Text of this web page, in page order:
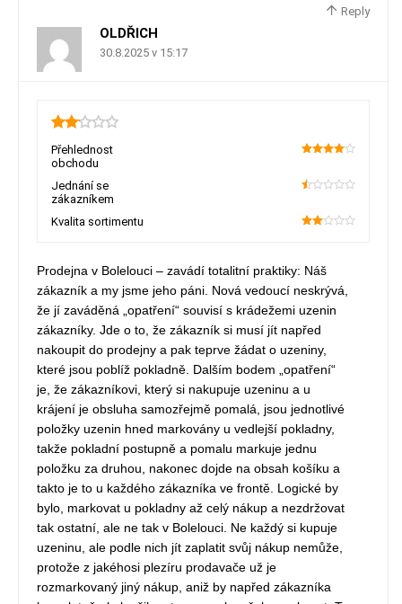
Reply
OLDŘICH
30.8.2025 v 15:17
2.15
Přehlednost
obchodu
Jednání se
zákazníkem
Kvalita sortimentu
Prodejna v Bolelouci – zavádí totalitní praktiky: Náš
zákazník a my jsme jeho páni. Nová vedoucí neskrývá,
že jí zaváděná „opatření“ souvisí s krádežemi uzenin
zákazníky. Jde o to, že zákazník si musí jít napřed
nakoupit do prodejny a pak teprve žádat o uzeniny,
které jsou poblíž pokladně. Dalším bodem „opatření“
je, že zákazníkovi, který si nakupuje uzeninu a u
krájení je obsluha samozřejmě pomalá, jsou jednotlivé
položky uzenin hned markovány u vedlejší pokladny,
takže pokladní postupně a pomalu markuje jednu
položku za druhou, nakonec dojde na obsah košíku a
takto je to u každého zákazníka ve frontě. Logické by
bylo, markovat u pokladny až celý nákup a nezdržovat
tak ostatní, ale ne tak v Bolelouci. Ne každý si kupuje
uzeninu, ale podle nich jít zaplatit svůj nákup nemůže,
protože z jakéhosi plezíru prodavače už je
rozmarkovaný jiný nákup, aniž by napřed zákazníka